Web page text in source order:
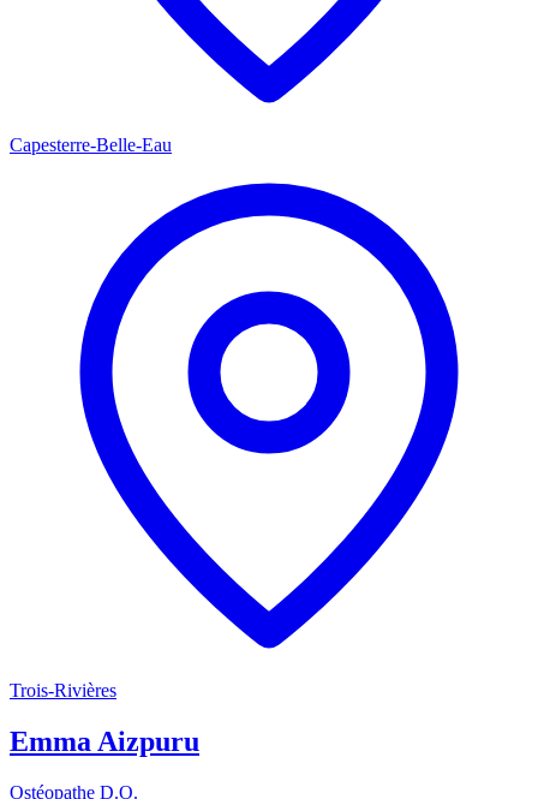
Capesterre-Belle-Eau
Trois-Rivières
Emma Aizpuru
Ostéopathe D.O.